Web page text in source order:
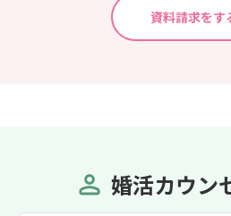
資料請求をす
婚活カウン